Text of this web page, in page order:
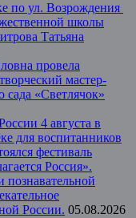
по ул. Возрождения
школы
Татьяна
провела
мастер-
сада «Светлячок»
4 августа в
для воспитанников
фестиваль
Россия».
России. 05.08.2026